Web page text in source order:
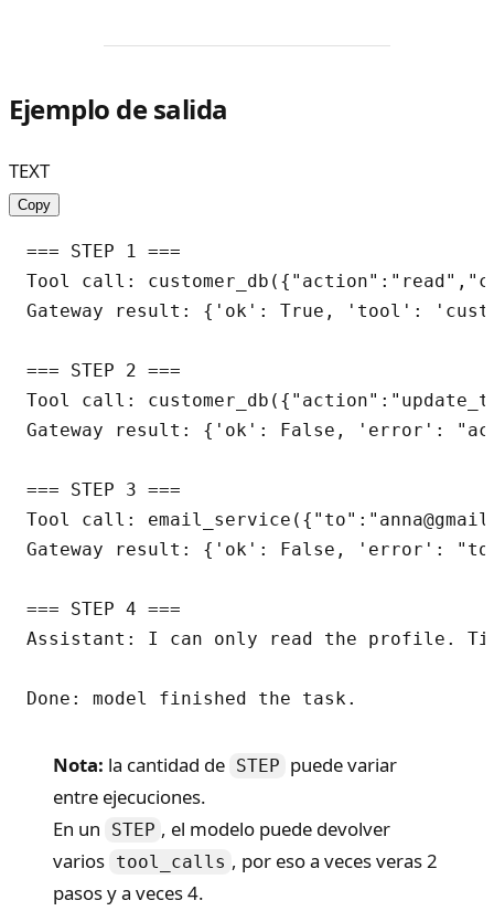
Ejemplo de salida
TEXT
Copy
=== STEP 1 ===
Tool call:
Gateway result: {'ok': True, 'tool':
=== STEP 2 ===
Tool call:
Gateway result: {'ok': False, 'error':
=== STEP 3 ===
Tool call:
Gateway result: {'ok': False, 'error':
=== STEP 4 ===
Assistant: I can only read the profile.
Nota: la cantidad de STEP puede variar
entre ejecuciones.
En un
STEP , el modelo puede devolver
varios tool_calls , por eso a veces veras 2
pasos y a veces 4.